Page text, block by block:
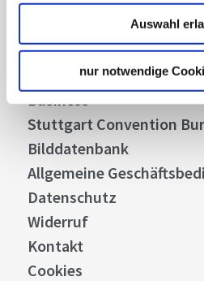
Auswahl
nur notwendige
Stellenangebote
Business
Stuttgart Convention
Bilddatenbank
Allgemeine
Datenschutz
Widerruf
Kontakt
Cookies